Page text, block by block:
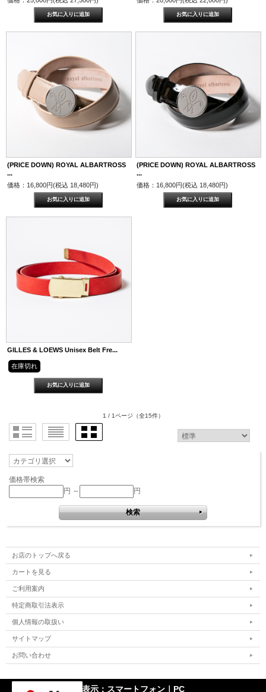
(PRICE DOWN) ROYAL ALBARTROSS
...
価格：16,800円(税込 18,480円)
(PRICE DOWN) ROYAL ALBARTROSS
...
価格：16,800円(税込 18,480円)
GILLES & LOEWS Unisex Belt Fre...
在庫切れ
1 / 1ページ （全15件）
価格帯検索
円 ～
円
お店のトップへ戻る
カートを見る
ご利用案内
特定商取引法表示
個人情報の取扱い
サイトマップ
お問い合わせ
表示：スマートフォン｜ PC